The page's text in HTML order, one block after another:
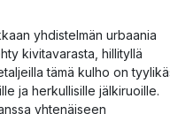
yhdistelmän urbaania
kivitavarasta, hillityllä
tämä kulho on
ja herkullisille jälkiruoille.
yhtenäiseen